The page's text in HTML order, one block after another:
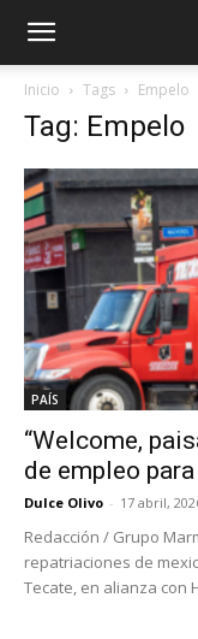
Inicio Tags Empelo
Tag: Empelo
PAÍS
“Welcome,
de empleo
Dulce Olivo - 17 abril,
Redacción / Grupo
repatriaciones de
Tecate, en alianza con